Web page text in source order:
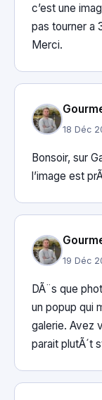
c’est une
pas tourner a
Merci.
18 Déc
Bonsoir, sur
l’image est
19 Déc
DÃ¨s que
un popup qui
galerie. Avez
parait plutÃ´t